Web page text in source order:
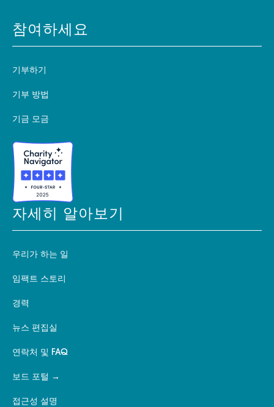
참여하세요
기부하기
기부 방법
기금 모금
자세히 알아보기
우리가 하는 일
임팩트 스토리
경력
뉴스 편집실
연락처 및 FAQ
보드 포털
접근성 설명